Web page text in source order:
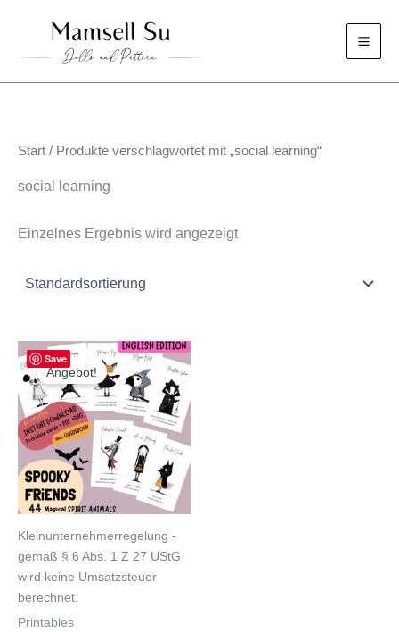
springen
Start / Produkte verschlagwortet mit „social learning“
social learning
Einzelnes Ergebnis wird angezeigt
Angebot!
Kleinunternehmerregelung -
gemäß § 6 Abs. 1 Z 27 UStG
wird keine Umsatzsteuer
berechnet.
Printables
Save